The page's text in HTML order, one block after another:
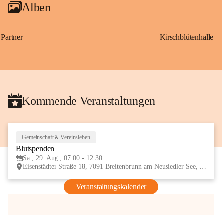
Alben
Partner Kirschblütenhalle
Kommende Veranstaltungen
Gemeinschaft & Vereinsleben
Blutspenden
Sa., 29. Aug., 07:00 - 12:30
Eisenstädter Straße 18, 7091 Breitenbrunn am Neusiedler See, AUT
Veranstaltungskalender